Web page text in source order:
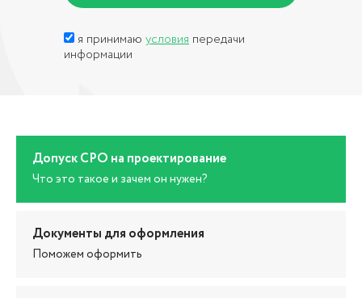
я принимаю условия передачи
информации
Допуск СРО на проектирование
Что это такое и зачем он нужен?
Документы для оформления
Поможем оформить